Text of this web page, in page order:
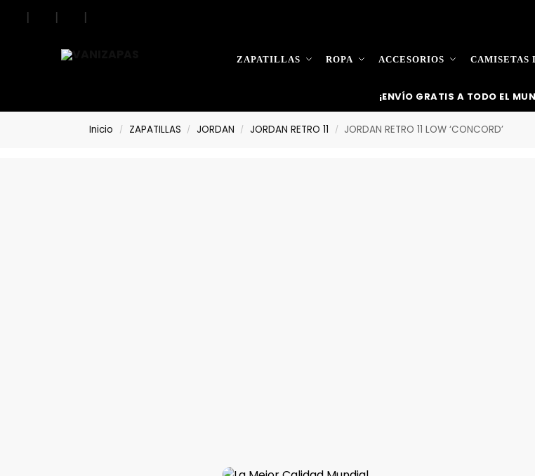
| | |
ZAPATILLAS ROPA ACCESORIOS CAMISETAS
Search
¡ENVÍO GRATIS A TODO EL
Inicio / ZAPATILLAS / JORDAN / JORDAN RETRO 11 / JORDAN RETRO 11 LOW ‘CONCORD’